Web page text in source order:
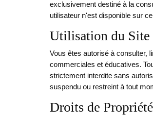
exclusivement destiné à la
utilisateur n'est disponible sur
Utilisation du Site
Vous êtes autorisé à consulter,
commerciales et éducatives.
strictement interdite sans
suspendu ou restreint à tout
Droits de